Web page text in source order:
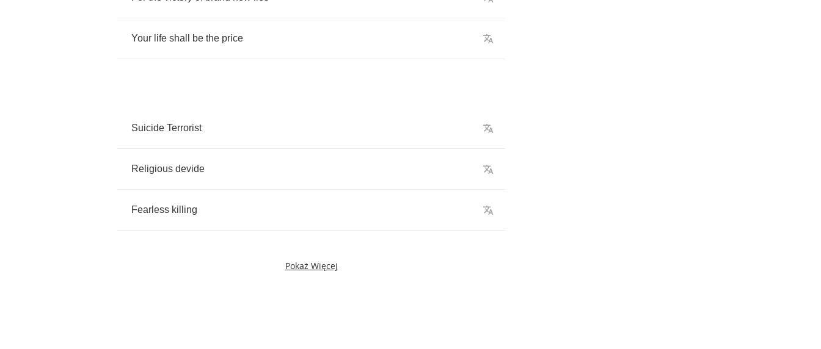
Your life shall be the price
Suicide Terrorist
Religious devide
Fearless killing
Pokaż Więcej